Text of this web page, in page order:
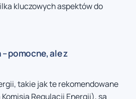
kluczowych aspektów do
pomocne, ale z
takie jak te rekomendowane
Regulacji Energii), są